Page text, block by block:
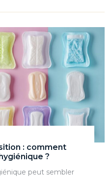
: comment
?
peut sembler